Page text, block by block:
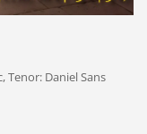
Tenor: Daniel Sans